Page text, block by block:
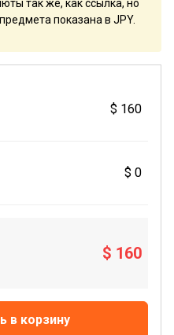
так же, как ссылка, но
показана в JPY.
$ 160
$ 0
$ 160
в корзину